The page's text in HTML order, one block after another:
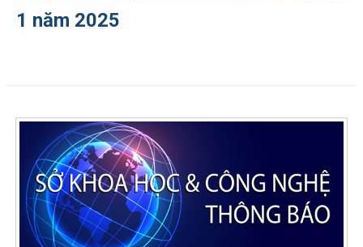
1 năm 2025